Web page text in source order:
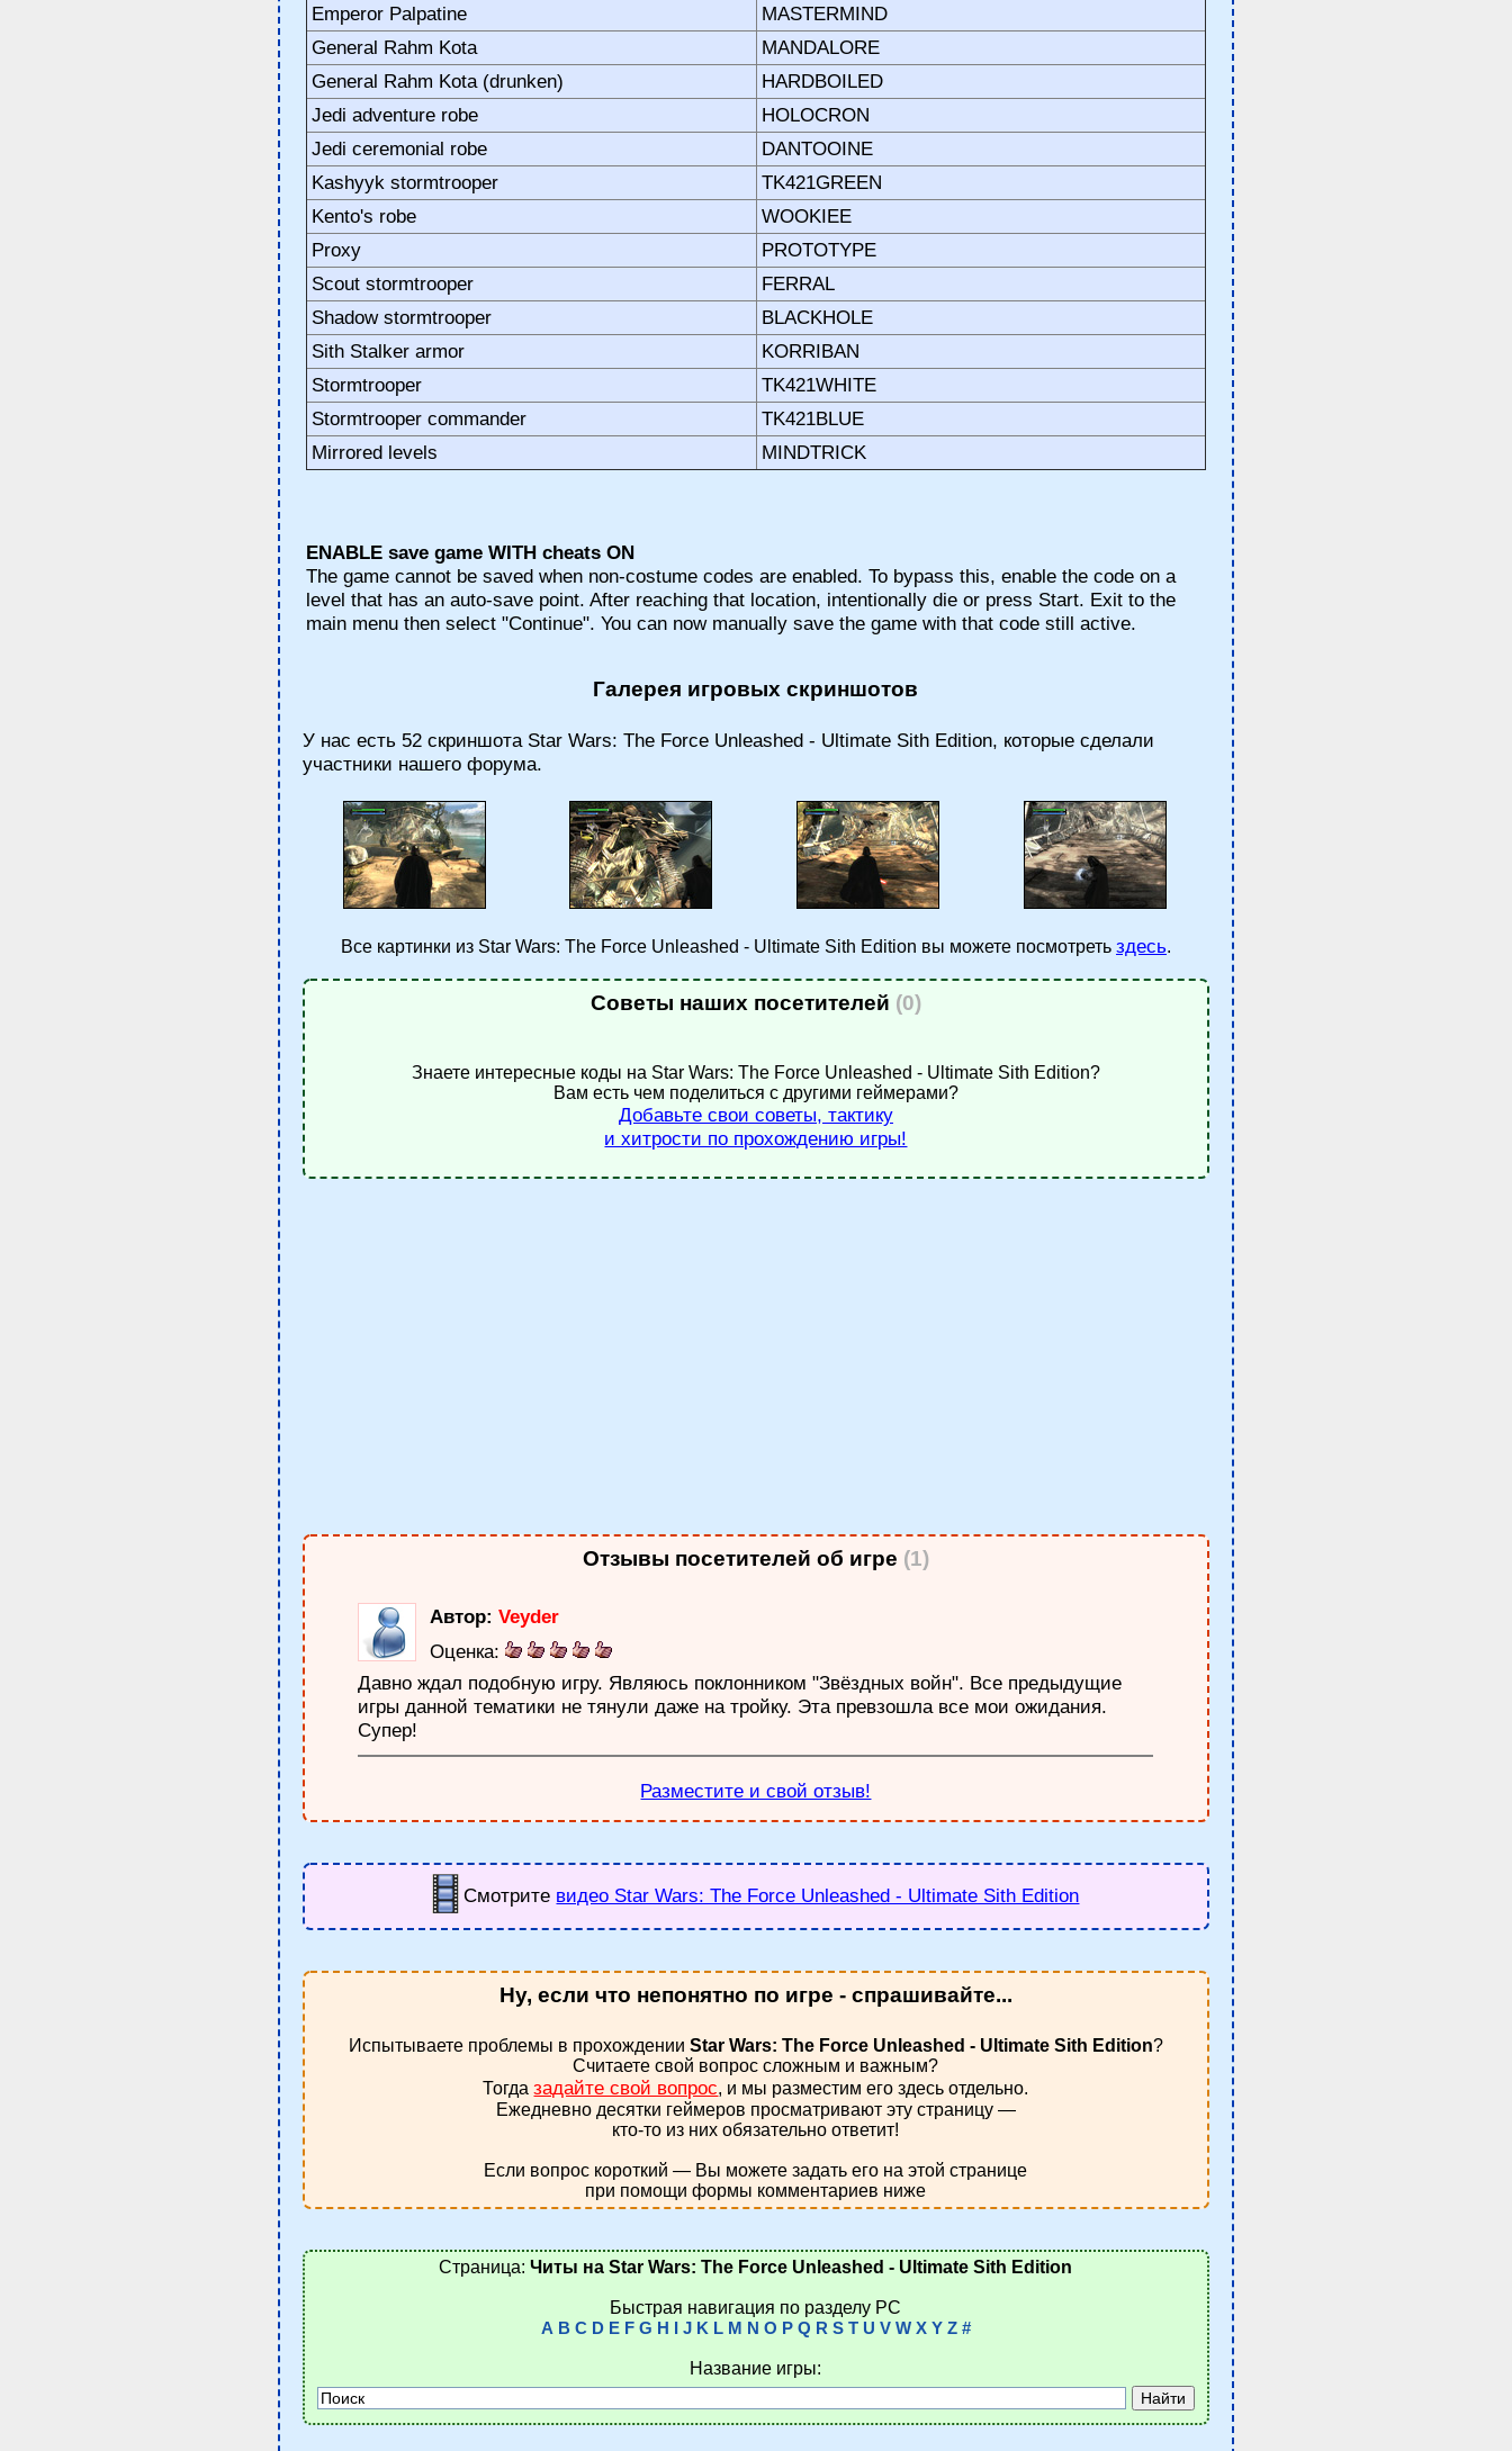
Emperor Palpatine
MASTERMIND
General Rahm Kota
MANDALORE
General Rahm Kota (drunken)
HARDBOILED
Jedi adventure robe
HOLOCRON
Jedi ceremonial robe
DANTOOINE
Kashyyk stormtrooper
TK421GREEN
Kento's robe
WOOKIEE
Proxy
PROTOTYPE
Scout stormtrooper
FERRAL
Shadow stormtrooper
BLACKHOLE
Sith Stalker armor
KORRIBAN
Stormtrooper
TK421WHITE
Stormtrooper commander
TK421BLUE
Mirrored levels
MINDTRICK
ENABLE save game WITH cheats ON
The game cannot be saved when non-costume codes are enabled. To bypass this, enable the code on a
level that has an auto-save point. After reaching that location, intentionally die or press Start. Exit to the
main menu then select "Continue". You can now manually save the game with that code still active.
Галерея игровых скриншотов
У нас есть 52 скриншота Star Wars: The Force Unleashed - Ultimate Sith Edition, которые сделали
участники нашего форума.
Все картинки из Star Wars: The Force Unleashed - Ultimate Sith Edition вы можете посмотреть здесь.
Советы наших посетителей (0)
Знаете интересные коды на Star Wars: The Force Unleashed - Ultimate Sith Edition?
Вам есть чем поделиться с другими геймерами?
Добавьте свои советы, тактику
и хитрости по прохождению игры!
Отзывы посетителей об игре (1)
Автор:Veyder
Оценка:
Давно ждал подобную игру. Являюсь поклонником "Звёздных войн". Все предыдущие
игры данной тематики не тянули даже на тройку. Эта превзошла все мои ожидания.
Супер!
Разместите и свой отзыв!
Смотрите видео Star Wars: The Force Unleashed - Ultimate Sith Edition
Ну, если что непонятно по игре - спрашивайте...
Испытываете проблемы в прохождении Star Wars: The Force Unleashed - Ultimate Sith Edition?
Считаете свой вопрос сложным и важным?
Тогдазадайте свой вопрос, и мы разместим его здесь отдельно.
Ежедневно десятки геймеров просматривают эту страницу —
кто-то из них обязательно ответит!
Если вопрос короткий — Вы можете задать его на этой странице
при помощи формы комментариев ниже
Страница:Читы на Star Wars: The Force Unleashed - Ultimate Sith Edition
Быстрая навигация по разделу PC
A B C D E F G H J K L M N O P Q R S T U V W X Y Z #
Название игры: